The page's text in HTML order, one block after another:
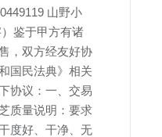
山野小
鉴于甲方有诸
，双方经友好协
国民法典》相关
协议：一、交易
质量说明：要求
度好、干净、无